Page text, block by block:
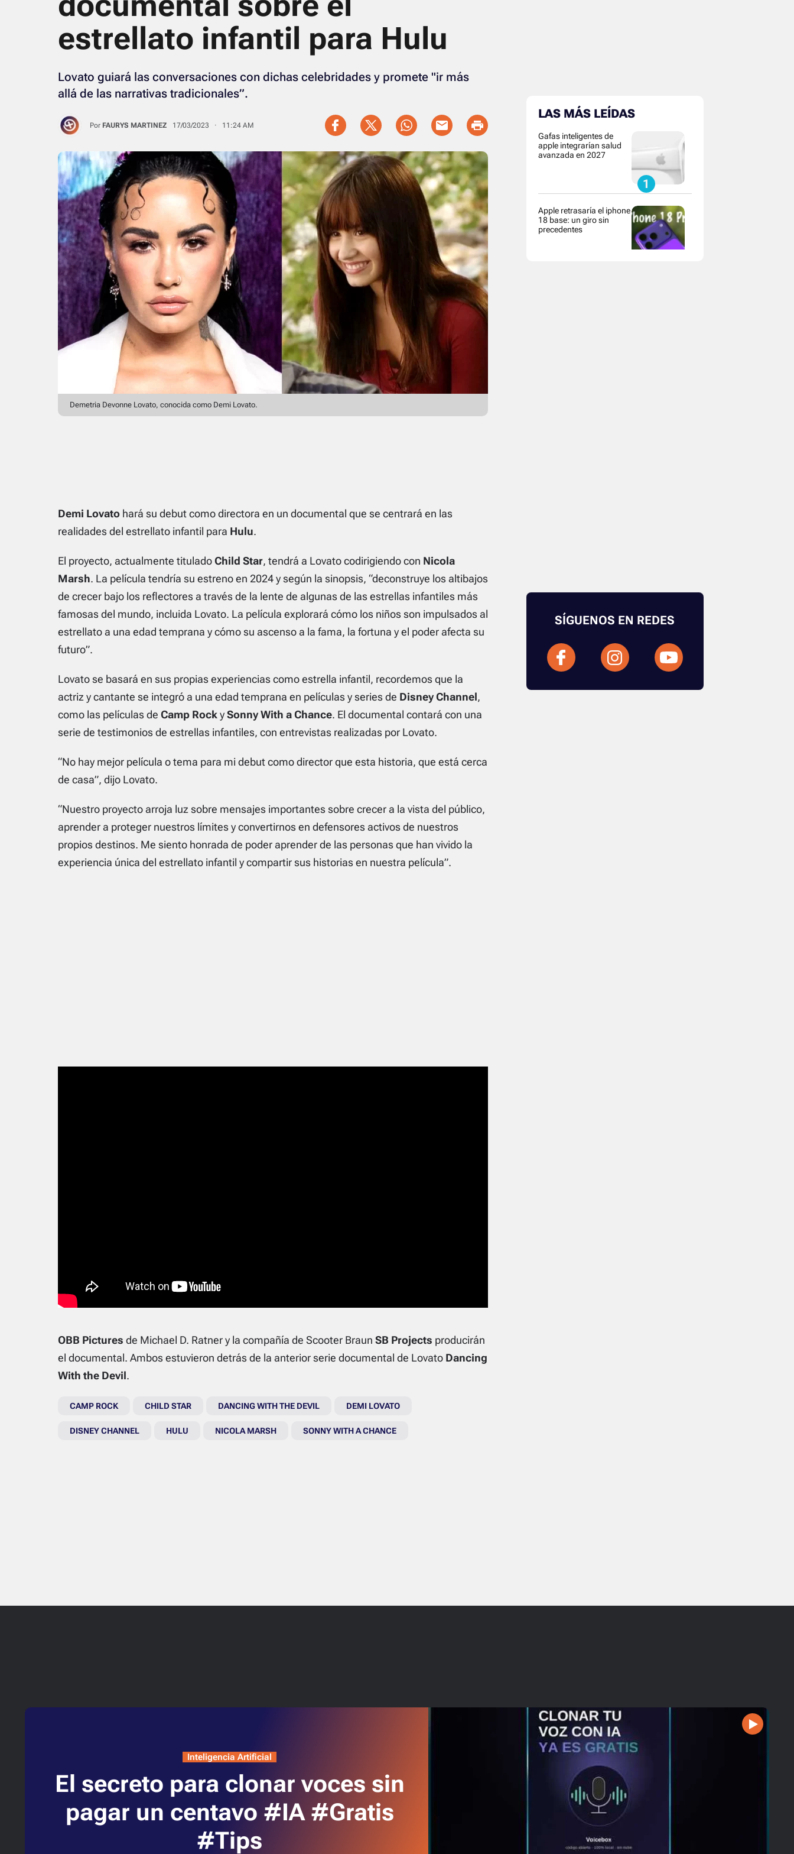
estrellato infantil para Hulu
Lovato guiará las conversaciones con dichas celebridades y promete "ir más
allá de las narrativas tradicionales”.
Por FAURYS MARTINEZ 17/03/2023 · 11:24 AM
Demetria Devonne Lovato, conocida como Demi Lovato.
Demi Lovatohará su debut como directora en un documental que se centrará en las
realidades del estrellato infantil para Hulu.
El proyecto, actualmente tituladoChild Star, tendrá a Lovato codirigiendo con Nicola
Marsh. La película tendría su estreno en 2024 y según la sinopsis, “deconstruye los altibajos
de crecer bajo los reflectores a través de la lente de algunas de las estrellas infantiles más
famosas del mundo, incluida Lovato. La película explorará cómo los niños son impulsados ​​al
estrellato a una edad temprana y cómo su ascenso a la fama, la fortuna y el poder afecta su
futuro”.
Lovato se basará en sus propias experiencias como estrella infantil, recordemos que la
actriz y cantante se integró a una edad temprana en películas y series de Disney Channel,
como las películas de Camp RockySonny With a Chance. El documental contará con una
serie de testimonios de estrellas infantiles, con entrevistas realizadas por Lovato.
“No hay mejor película o tema para mi debut como director que esta historia, que está cerca
de casa”, dijo Lovato.
“Nuestro proyecto arroja luz sobre mensajes importantes sobre crecer a la vista del público,
aprender a proteger nuestros límites y convertirnos en defensores activos de nuestros
propios destinos. Me siento honrada de poder aprender de las personas que han vivido la
experiencia única del estrellato infantil y compartir sus historias en nuestra película”.
OBB Pictures de Michael D. Ratner y la compañía de Scooter Braun SB Projects producirán
el documental. Ambos estuvieron detrás de la anterior serie documental de LovatoDancing
With the Devil.
CAMP ROCK CHILD STAR DANCING WITH THE DEVIL DEMI LOVATO
DISNEY CHANNEL HULU NICOLA MARSH SONNY WITH A CHANCE
LAS MÁS LEÍDAS
Gafas inteligentes de
apple integrarían salud
avanzada en 2027
Apple retrasaría el iphone
18 base: un giro sin
precedentes
SÍGUENOS EN REDES